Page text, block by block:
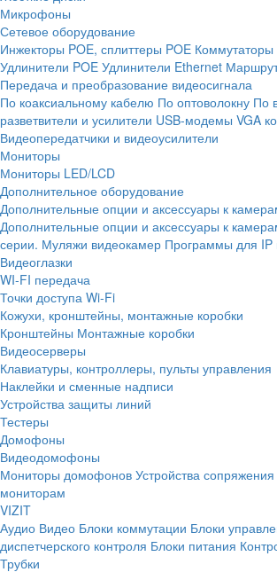
Микрофоны
Сетевое оборудование
Инжекторы POE, сплиттеры POE Коммутаторы
Удлинители POE Удлинители Ethernet
Передача и преобразование видеосигнала
По коаксиальному кабелю По оптоволокну По
разветвители и усилители USB-модемы VGA
Видеопередатчики и видеоусилители
Мониторы
Мониторы LED/LCD
Дополнительное оборудование
Дополнительные опции и аксессуары к
Дополнительные опции и аксессуары к
серии. Муляжи видеокамер Программы для IP
Видеоглазки
WI-FI передача
Точки доступа Wi-Fi
Кожухи, кронштейны, монтажные коробки
Кронштейны Монтажные коробки
Видеосерверы
Клавиатуры, контроллеры, пульты управления
Наклейки и сменные надписи
Устройства защиты линий
Тестеры
Домофоны
Видеодомофоны
Мониторы домофонов Устройства сопряжения
мониторам
VIZIT
Аудио Видео Блоки коммутации Блоки
диспетчерского контроля Блоки питания
Трубки